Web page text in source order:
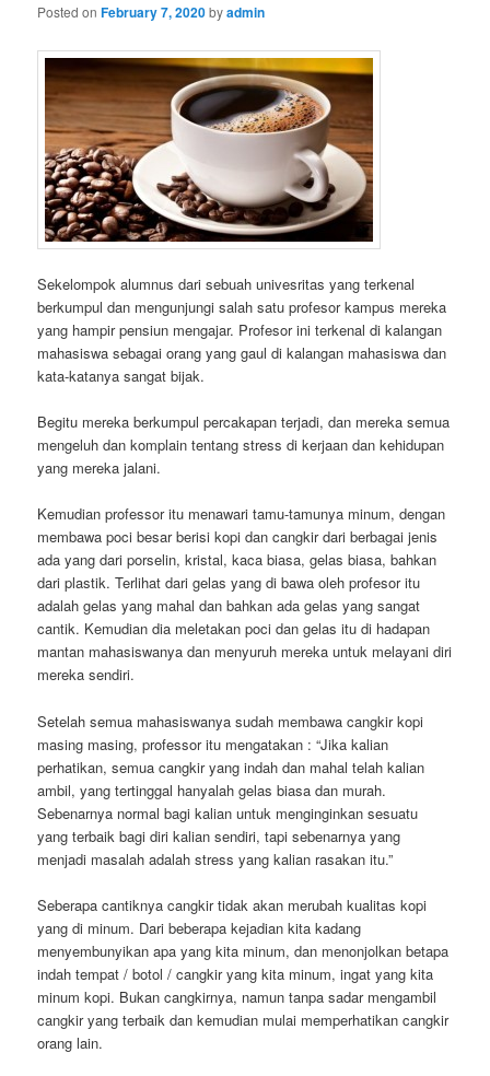
Posted onFebruary 7, 2020byadmin
Sekelompok alumnus dari sebuah univesritas yang terkenal
berkumpul dan mengunjungi salah satu profesor kampus mereka
yang hampir pensiun mengajar. Profesor ini terkenal di kalangan
mahasiswa sebagai orang yang gaul di kalangan mahasiswa dan
kata-katanya sangat bijak.
Begitu mereka berkumpul percakapan terjadi, dan mereka semua
mengeluh dan komplain tentang stress di kerjaan dan kehidupan
yang mereka jalani.
Kemudian professor itu menawari tamu-tamunya minum, dengan
membawa poci besar berisi kopi dan cangkir dari berbagai jenis
ada yang dari porselin, kristal, kaca biasa, gelas biasa, bahkan
dari plastik. Terlihat dari gelas yang di bawa oleh profesor itu
adalah gelas yang mahal dan bahkan ada gelas yang sangat
cantik. Kemudian dia meletakan poci dan gelas itu di hadapan
mantan mahasiswanya dan menyuruh mereka untuk melayani diri
mereka sendiri.
Setelah semua mahasiswanya sudah membawa cangkir kopi
masing masing, professor itu mengatakan : “Jika kalian
perhatikan, semua cangkir yang indah dan mahal telah kalian
ambil, yang tertinggal hanyalah gelas biasa dan murah.
Sebenarnya normal bagi kalian untuk menginginkan sesuatu
yang terbaik bagi diri kalian sendiri, tapi sebenarnya yang
menjadi masalah adalah stress yang kalian rasakan itu.”
Seberapa cantiknya cangkir tidak akan merubah kualitas kopi
yang di minum. Dari beberapa kejadian kita kadang
menyembunyikan apa yang kita minum, dan menonjolkan betapa
indah tempat / botol / cangkir yang kita minum, ingat yang kita
minum kopi. Bukan cangkirnya, namun tanpa sadar mengambil
cangkir yang terbaik dan kemudian mulai memperhatikan cangkir
orang lain.